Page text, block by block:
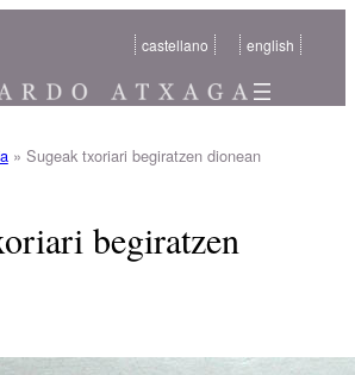
castellano english
» Sugeak txoriari begiratzen dionean
begiratzen